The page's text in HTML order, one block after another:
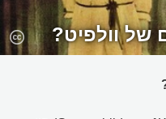
של וולפיט?